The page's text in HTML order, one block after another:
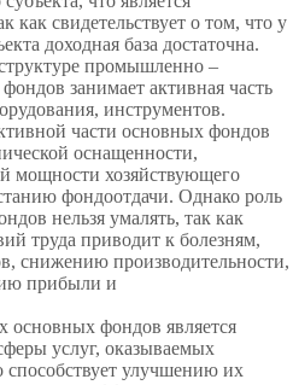
свидетельствует о том, что у
доходная база достаточна.
промышленно –
занимает активная часть
инструментов.
части основных фондов
оснащенности,
мощности хозяйствующего
фондоотдачи. Однако роль
нельзя умалять, так как
труда приводит к болезням,
снижению производительности,
прибыли и
основных фондов является
услуг, оказываемых
способствует улучшению их